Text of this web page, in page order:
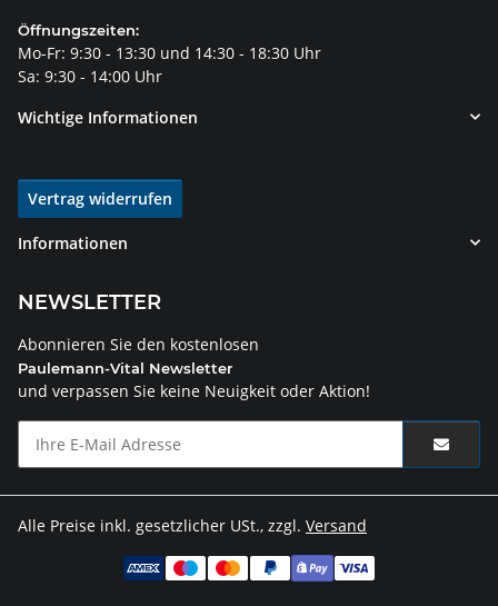
Öffnungszeiten:
Mo-Fr: 9:30 - 13:30 und 14:30 - 18:30 Uhr
Sa: 9:30 - 14:00 Uhr
Wichtige Informationen
Vertrag widerrufen
Informationen
NEWSLETTER
Abonnieren Sie den kostenlosen
Paulemann-Vital Newsletter
und verpassen Sie keine Neuigkeit oder Aktion!
Alle Preise inkl. gesetzlicher USt., zzgl. Versand